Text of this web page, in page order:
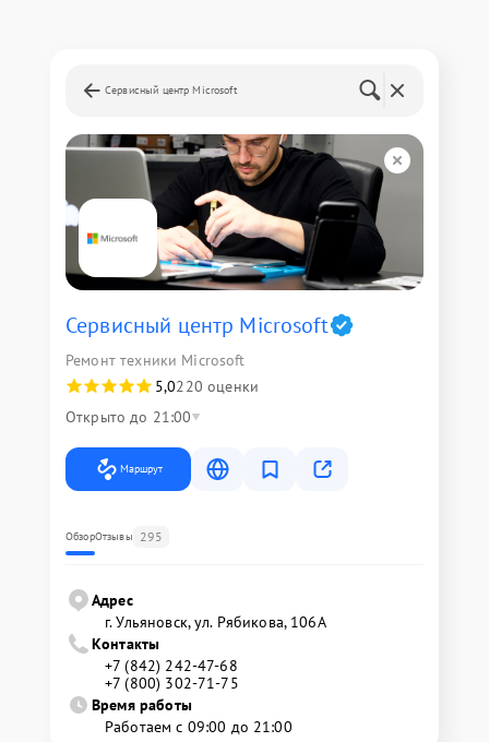
Сервисный центр Microsoft
Сервисный центр Microsoft
Ремонт техники Microsoft
5,0220 оценки
Открыто до 21:00
Маршрут
ОбзорОтзывы 295
Адрес
г. Ульяновск, ул. Рябикова, 106А
Контакты
+7 (842) 242-47-68
+7 (800) 302-71-75
Время работы
Работаем с 09:00 до 21:00